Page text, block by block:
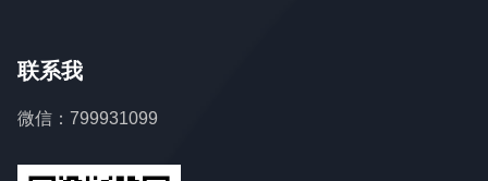
联系我
微信：799931099